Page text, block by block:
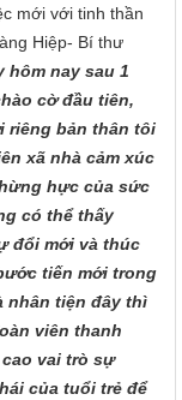
mới với tinh thần
Hiệp- Bí thư
hôm nay sau 1
cờ đầu tiên,
riêng bản thân tôi
xã nhà cảm xúc
hực của sức
có thể thấy
đổi mới và thúc
tiến mới trong
nhân tiện đây thì
viên thanh
vai trò sự
của tuổi trẻ để